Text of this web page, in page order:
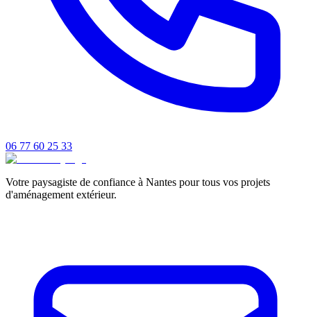
06 77 60 25 33
Votre paysagiste de confiance à Nantes pour tous vos projets
d'aménagement extérieur.